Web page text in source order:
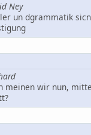
Ney
un dgrammatik
meinen wir nun,